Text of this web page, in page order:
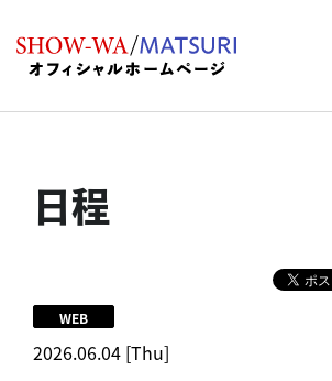
日程
2026.06.04 [Thu]
WEB